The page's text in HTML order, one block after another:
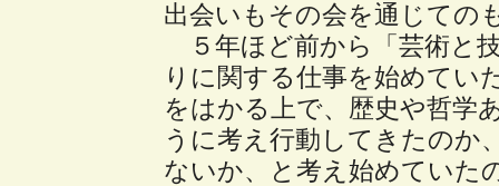
出会いもその会を通じての
５年ほど前から「芸術と
りに関する仕事を始めてい
をはかる上で、歴史や哲学
うに考え行動してきたのか
ないか、と考え始めていた